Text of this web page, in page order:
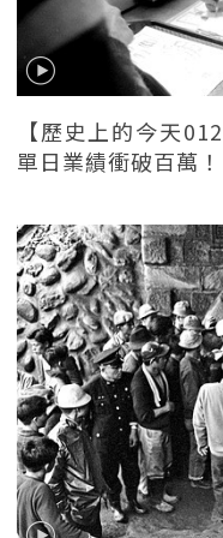
【歷史上的今天
單日業績衝破百萬！